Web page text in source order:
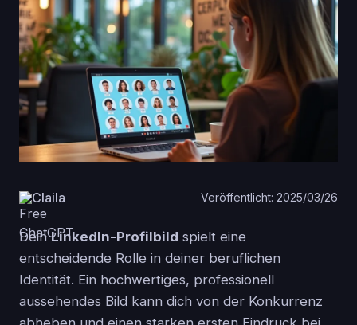
Claila Veröffentlicht: 2025/03/26
DeinLinkedIn-Profilbild spielt eine
entscheidende Rolle in deiner beruflichen
Identität. Ein hochwertiges, professionell
aussehendes Bild kann dich von der Konkurrenz